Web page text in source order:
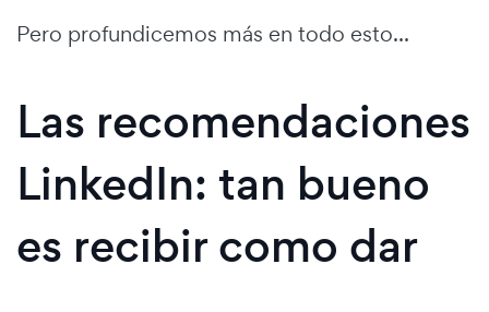
Pero profundicemos más en todo esto...
Las recomendaciones
LinkedIn: tan bueno
es recibir como dar